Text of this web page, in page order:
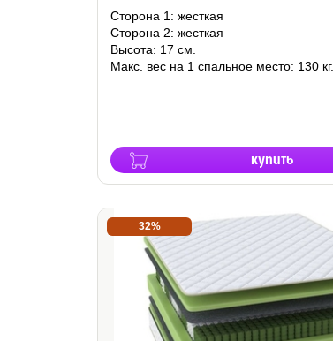
купить
Сторона 1: жесткая
Сторона 2: жесткая
Высота: 17 см.
Макс. вес на 1 спальное место: 130 кг.
32%